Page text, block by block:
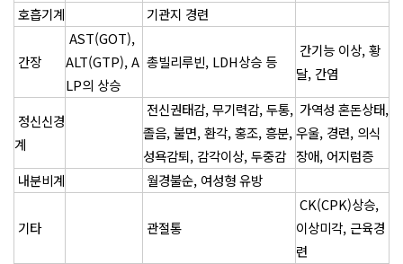
호흡기계
기관지 경련
간장
AST(GOT),
ALT(GTP), A
LP의 상승
총빌리루빈, LDH상승 등
간기능 이상, 황
달, 간염
정신신경
계
전신권태감, 무기력감, 두통,
졸음, 불면, 환각, 홍조, 흥분,
성욕감퇴, 감각이상, 두중감
가역성 혼돈상태,
우울, 경련, 의식
장애, 어지럼증
내분비계
월경불순, 여성형 유방
기타 관절통
CK(CPK)상승,
이상미각, 근육경
련